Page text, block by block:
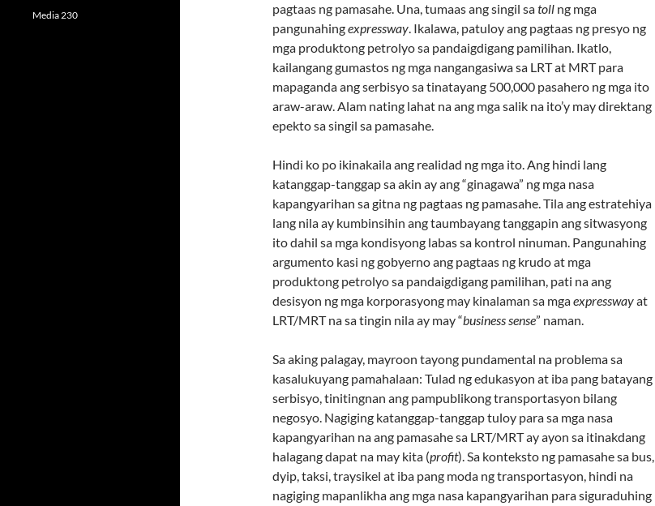
pagtaas ng pamasahe. Una, tumaas ang singil satoll ng mga
pangunahingexpressway. Ikalawa, patuloy ang pagtaas ng presyo ng
mga produktong petrolyo sa pandaigdigang pamilihan. Ikatlo,
kailangang gumastos ng mga nangangasiwa sa LRT at MRT para
mapaganda ang serbisyo sa tinatayang 500,000 pasahero ng mga ito
araw-araw. Alam nating lahat na ang mga salik na ito’y may direktang
epekto sa singil sa pamasahe.
Hindi ko po ikinakaila ang realidad ng mga ito. Ang hindi lang
katanggap-tanggap sa akin ay ang “ginagawa” ng mga nasa
kapangyarihan sa gitna ng pagtaas ng pamasahe. Tila ang estratehiya
lang nila ay kumbinsihin ang taumbayang tanggapin ang sitwasyong
ito dahil sa mga kondisyong labas sa kontrol ninuman. Pangunahing
argumento kasi ng gobyerno ang pagtaas ng krudo at mga
produktong petrolyo sa pandaigdigang pamilihan, pati na ang
desisyon ng mga korporasyong may kinalaman sa mgaexpresswayat
LRT/MRT na sa tingin nila ay may “business sense” naman.
Sa aking palagay, mayroon tayong pundamental na problema sa
kasalukuyang pamahalaan: Tulad ng edukasyon at iba pang batayang
serbisyo, tinitingnan ang pampublikong transportasyon bilang
negosyo. Nagiging katanggap-tanggap tuloy para sa mga nasa
kapangyarihan na ang pamasahe sa LRT/MRT ay ayon sa itinakdang
halagang dapat na may kita (profit). Sa konteksto ng pamasahe sa bus,
dyip, taksi, traysikel at iba pang moda ng transportasyon, hindi na
nagiging mapanlikha ang mga nasa kapangyarihan para siguraduhing
Media 230